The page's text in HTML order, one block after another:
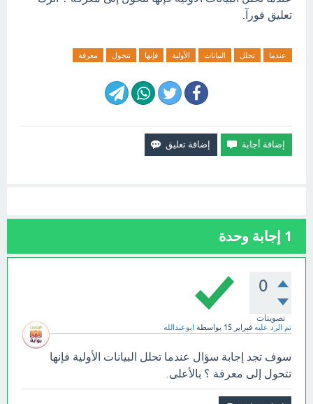
تعليق فورآ.
عندما تحلل البيانات الأولية فإنها تتحول معرفة
1 إجابة وحدة
0
تصويتات
تم الرد عليه فبراير 15 بواسطة ابوعبدالله
سوف تجد إجابة سؤال عندما تحلل البيانات الأولية فإنها
تتحول إلى معرفة ؟ بالأعلى.